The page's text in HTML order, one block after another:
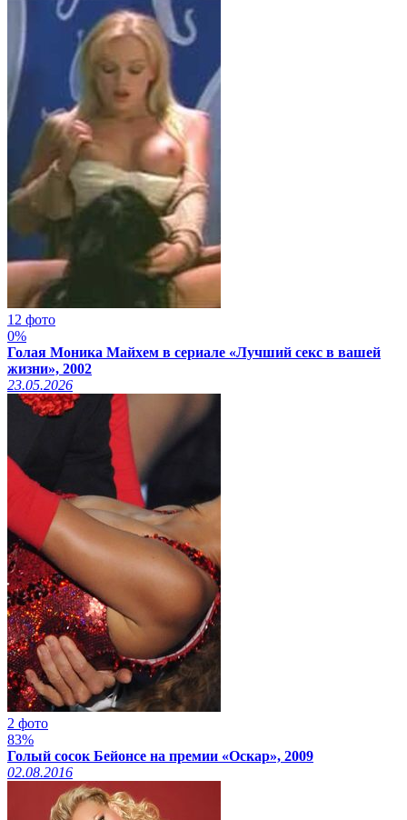
12 фото
0%
Голая Моника Майхем в сериале «Лучший секс в вашей
жизни», 2002
23.05.2026
2 фото
83%
Голый сосок Бейонсе на премии «Оскар», 2009
02.08.2016